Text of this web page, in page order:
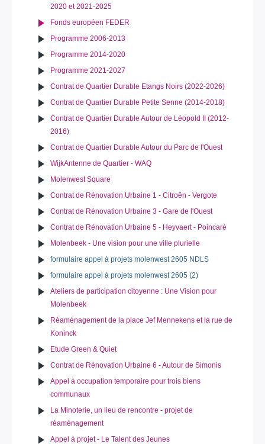
2020 et 2021-2025
Fonds européen FEDER
Programme 2006-2013
Programme 2014-2020
Programme 2021-2027
Contrat de Quartier Durable Etangs Noirs (2022-2026)
Contrat de Quartier Durable Petite Senne (2014-2018)
Contrat de Quartier Durable Autour de Léopold II (2012-
2016)
Contrat de Quartier Durable Autour du Parc de l'Ouest
WijkAntenne de Quartier - WAQ
Molenwest Square
Contrat de Rénovation Urbaine 1 - Citroën - Vergote
Contrat de Rénovation Urbaine 3 - Gare de l'Ouest
Contrat de Rénovation Urbaine 5 - Heyvaert - Poincaré
Molenbeek - Une vision pour une ville plurielle
formulaire appel à projets molenwest 2605 NDLS
formulaire appel à projets molenwest 2605 (2)
Ateliers de participation citoyenne : Une Vision pour
Molenbeek
Réaménagement de la place Jef Mennekens et la rue de
Koninck
Etude Green & Quiet
Contrat de Rénovation Urbaine 6 - Autour de Simonis
Appel à occupation temporaire pour trois biens
communaux
La Minoterie, un lieu de rencontre - projet de
réaménagement
Appel à projet - Le Talent des Jeunes